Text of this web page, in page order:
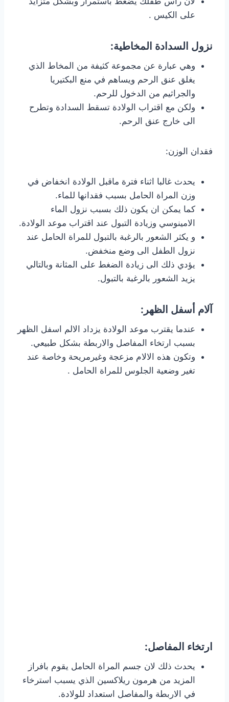
على الكيس .
نزول السدادة المخاطية:
وهي عبارة عن مجموعة كثيفة من المخاط الذي
يغلق عنق الرحم ويساهم في منع البكتيريا
والجراثيم من الدخول للرحم.
ولكن مع اقتراب الولادة تسقط السدادة وتطرح
الى خارج عنق الرحم.
فقدان الوزن:
يحدث غالبا اثناء فترة ماقبل الولادة انخفاض في
وزن المراة الحامل بسبب فقدانها للماء.
كما يمكن ان يكون ذلك بسبب نزول الماء
الامينوسي وزيادة التبول عند اقتراب موعد الولادة.
و يكثر الشعور بالرغبة بالتبول للمراة الحامل عند
نزول الطفل الى وضع منخفض.
يؤدي ذلك الى زيادة الضغط على المثانة وبالتالي
يزيد الشعور بالرغبة بالتبول.
آلام أسفل الظهر:
عندما يقترب موعد الولادة يزداد الالم اسفل الظهر
بسبب ارتخاء المفاصل والاربطة بشكل طبيعي.
وتكون هذه الالام مزعجة وغيرمريحة وخاصة عند
تغير وضعية الجلوس للمراة الحامل .
ارتخاء المفاصل:
يحدث ذلك لان جسم المراة الحامل يقوم بافراز
المزيد من هرمون ريلاكسين الذي يسبب استرخاء
في الاربطة والمفاصل استعداد للولادة.